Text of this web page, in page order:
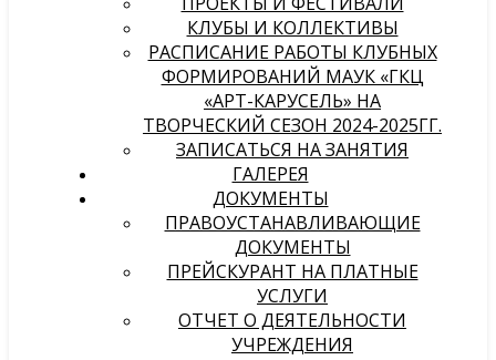
КЛУБЫ И КОЛЛЕКТИВЫ
РАСПИСАНИЕ РАБОТЫ КЛУБНЫХ
ФОРМИРОВАНИЙ МАУК «ГКЦ
«АРТ-КАРУСЕЛЬ» НА
ТВОРЧЕСКИЙ СЕЗОН 2024-2025ГГ.
ЗАПИСАТЬСЯ НА ЗАНЯТИЯ
ГАЛЕРЕЯ
ДОКУМЕНТЫ
ПРАВОУСТАНАВЛИВАЮЩИЕ
ДОКУМЕНТЫ
ПРЕЙСКУРАНТ НА ПЛАТНЫЕ
УСЛУГИ
ОТЧЕТ О ДЕЯТЕЛЬНОСТИ
УЧРЕЖДЕНИЯ